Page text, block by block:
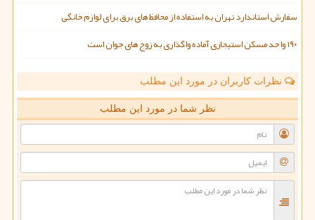
سفارش استاندارد تهران به استفاده از محافظ های برق برای لوازم خانگی
۱۹۰ واحد مسکن استیجاری آماده واگذاری به زوج های جوان است
نظرات کاربران در مورد این مطلب
نظر شما در مورد این مطلب